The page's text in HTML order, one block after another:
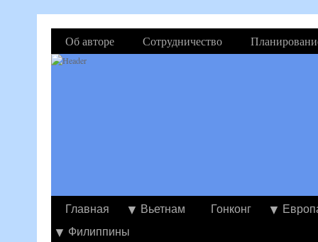
Об авторе Сотрудничество
Главная Вьетнам Гонконг
Филиппины